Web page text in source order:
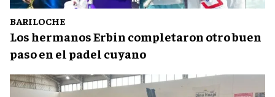
BARILOCHE
Los hermanos Erbin completaron otro buen
paso en el padel cuyano